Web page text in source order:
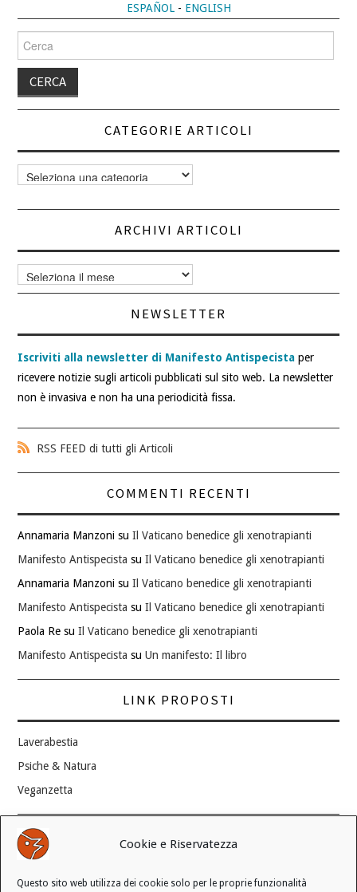
Cookie e Riservatezza
Questo sito web utilizza dei cookie solo per le proprie funzionalità
ESPAÑOL- ENGLISH
Cerca
per:
CATEGORIE ARTICOLI
Categorie
articoli
ARCHIVI ARTICOLI
Archivi
articoli
NEWSLETTER
Iscriviti alla newsletter di Manifesto Antispecista per
ricevere notizie sugli articoli pubblicati sul sito web. La newsletter
non è invasiva e non ha una periodicità fissa.
RSS FEED di tutti gli Articoli
COMMENTI RECENTI
Annamaria Manzoni suIl Vaticano benedice gli xenotrapianti
Manifesto Antispecista suIl Vaticano benedice gli xenotrapianti
Annamaria Manzoni suIl Vaticano benedice gli xenotrapianti
Manifesto Antispecista suIl Vaticano benedice gli xenotrapianti
Paola Re suIl Vaticano benedice gli xenotrapianti
Manifesto Antispecista suUn manifesto: Il libro
LINK PROPOSTI
Laverabestia
Psiche & Natura
Veganzetta
Modifica consenso ai cookie
REVOCA IL TUO CONSENSO
Stato attuale: Negato